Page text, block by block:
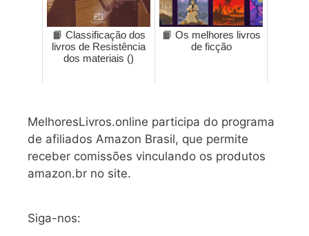
📙 Classificação dos
livros de Resistência
dos materiais ()
📙 Os melhores livros
de ficção
MelhoresLivros.online participa do programa
de afiliados Amazon Brasil, que permite
receber comissões vinculando os produtos
amazon.br no site.
Siga-nos: